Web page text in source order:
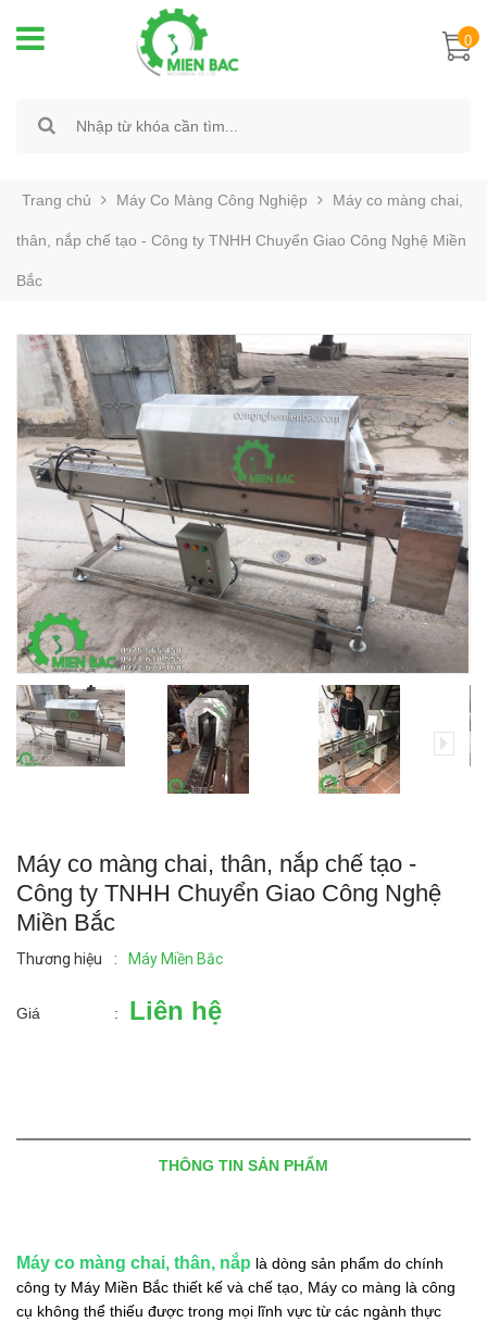
0
Trang chủ Máy Co Màng Công Nghiệp Máy co màng chai,
thân, nắp chế tạo - Công ty TNHH Chuyển Giao Công Nghệ Miền
Bắc
Máy co màng chai, thân, nắp chế tạo -
Công ty TNHH Chuyển Giao Công Nghệ
Miền Bắc
Thương hiệu : Máy Miền Bắc
Giá : Liên hệ
THÔNG TIN SẢN PHẨM
Máy co màng chai, thân, nắp là dòng sản phẩm do chính
công ty Máy Miền Bắc thiết kế và chế tạo, Máy co màng là công
cụ không thể thiếu được trong mọi lĩnh vực từ các ngành thực